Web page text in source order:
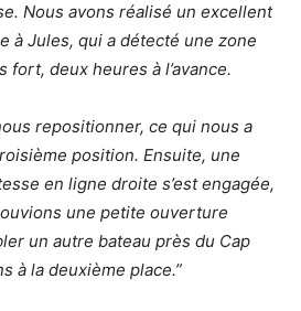
Nous avons réalisé un excellent
à Jules, qui a détecté une zone
fort, deux heures à l’avance.
repositionner, ce qui nous a
position. Ensuite, une
en ligne droite s’est engagée,
une petite ouverture
un autre bateau près du Cap
à la deuxième place.”